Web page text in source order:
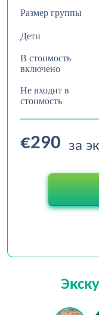
Размер группы
Дети
В стоимость
включено
Не входит в
стоимость
€290 за